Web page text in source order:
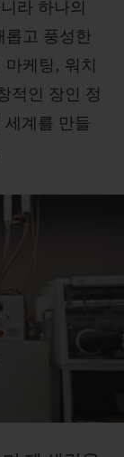
라 하나의
롭고 풍성한
케팅, 워치
적인 장인 정
세계를 만들